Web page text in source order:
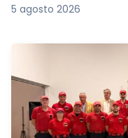
5 agosto 2026